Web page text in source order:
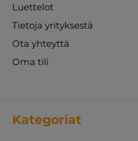
Luettelot
Tietoja yrityksestä
Ota yhteyttä
Oma tili
Kategoriat